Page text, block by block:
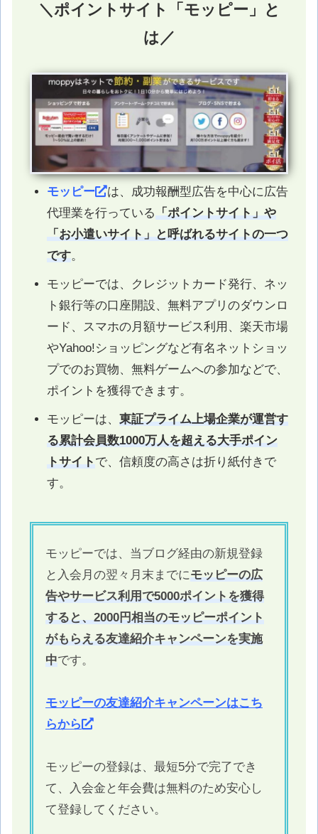
＼ポイントサイト「モッピー」と
は／
モッピー
は、成功報酬型広告を中心に広告
代理業を行っている 「ポイントサイト」や
「お小遣いサイト」と呼ばれるサイトの一つ
です。
モッピーでは、クレジットカード発行、ネッ
ト銀行等の口座開設、無料アプリのダウンロ
ード、スマホの月額サービス利用、楽天市場
やYahoo!ショッピングなど有名ネットショッ
プでのお買物、無料ゲームへの参加などで、
ポイントを獲得できます。
モッピーは、 東証プライム上場企業が運営す
る累計会員数1000万人を超える大手ポイン
トサイト で、信頼度の高さは折り紙付きで
す。
モッピーでは、当ブログ経由の新規登録
と入会月の翌々月末までにモッピーの広
告やサービス利用で5000ポイントを獲得
すると、2000円相当のモッピーポイント
がもらえる友達紹介キャンペーンを実施
中です。
モッピーの友達紹介キャンペーンはこち
らから
モッピーの登録は、最短5分で完了でき
て、入会金と年会費は無料のため安心し
て登録してください。